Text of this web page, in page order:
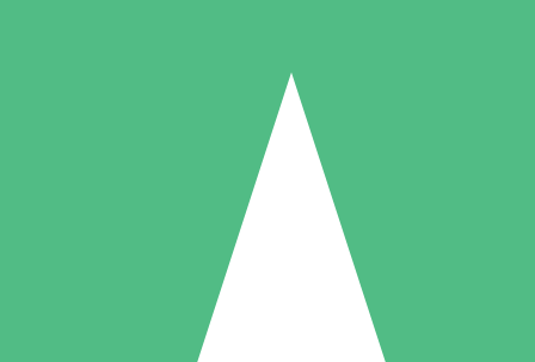
Individuella Kreditpaket
per användning med nedladdningskrediter. Inget månatligt åtagande
5 Nedladdningar
US$